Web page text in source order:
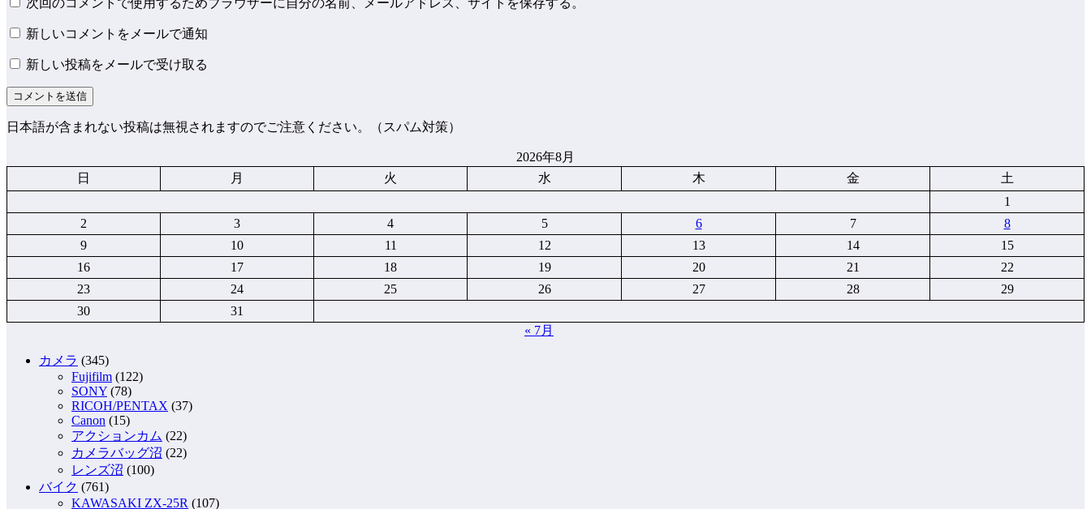
次回のコメントで使用するためブラウザーに自分の名前、メールアドレス、サイトを保存する。
新しいコメントをメールで通知
新しい投稿をメールで受け取る
日本語が含まれない投稿は無視されますのでご注意ください。（スパム対策）
2026年8月
日
月 火 水 木 金
土
1
2
3 4 5 6 7
8
9
10 11 12 13 14
15
16
17 18 19 20 21
22
23
24 25 26 27 28
29
30
31
« 7月
カメラ (345)
Fujifilm (122)
SONY (78)
RICOH/PENTAX (37)
Canon (15)
アクションカム (22)
カメラバッグ沼 (22)
レンズ沼 (100)
バイク (761)
KAWASAKI ZX-25R (107)